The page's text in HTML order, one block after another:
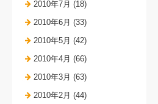
2010年7月 (18)
2010年6月 (33)
2010年5月 (42)
2010年4月 (66)
2010年3月 (63)
2010年2月 (44)